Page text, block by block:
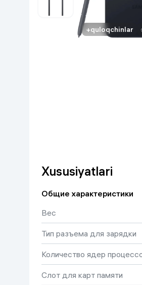
Go‘zallik va parvarish
Aqlli uy
Kanselyariya
+quloqchinlar
Xususiyatlari
Общие характеристики
Вес
Тип разъема для зарядки
Количество ядер
Слот для карт памяти